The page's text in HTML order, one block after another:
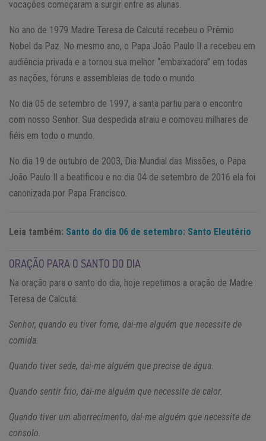
vocações começaram a surgir entre as alunas.
No ano de 1979 Madre Teresa de Calcutá recebeu o Prêmio
Nobel da Paz. No mesmo ano, o Papa João Paulo II a recebeu em
audiência privada e a tornou sua melhor “embaixadora” em todas
as nações, fóruns e assembleias de todo o mundo.
No dia 05 de setembro de 1997, a santa partiu para o encontro
com nosso Senhor. Sua despedida atraiu e comoveu milhares de
fiéis em todo o mundo.
No dia 19 de outubro de 2003, Dia Mundial das Missões, o Papa
João Paulo II a beatificou e no dia 04 de setembro de 2016 ela foi
canonizada por Papa Francisco.
Leia também: Santo do dia 06 de setembro: Santo Eleutério
ORAÇÃO PARA O SANTO DO DIA
Na oração para o santo do dia, hoje repetimos a oração de Madre
Teresa de Calcutá:
Senhor, quando eu tiver fome, dai-me alguém que necessite de
comida.
Quando tiver sede, dai-me alguém que precise de água.
Quando sentir frio, dai-me alguém que necessite de calor.
Quando tiver um aborrecimento, dai-me alguém que necessite de
consolo.